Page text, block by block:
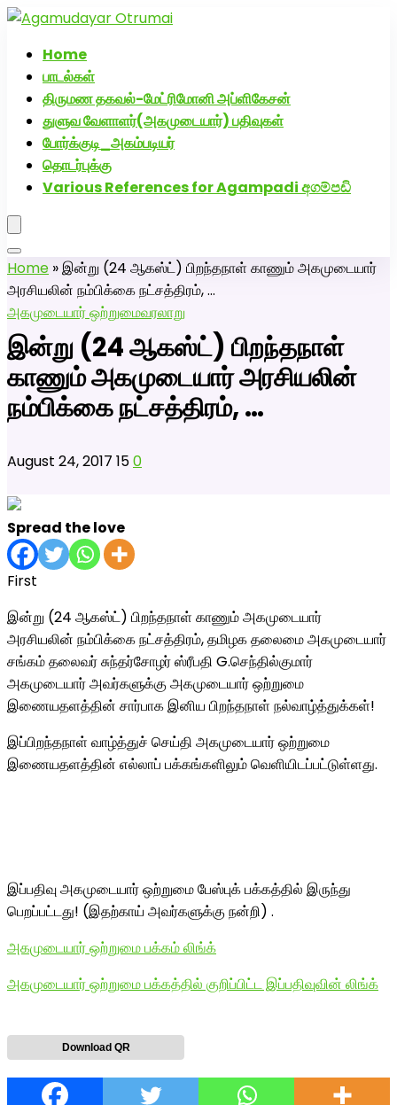
Home
பாடல்கள்
திருமண தகவல்-மேட்ரிமோனி அப்ளிகேசன்
துளுவ வேளாளர்(அகமுடையார்) பதிவுகள்
போர்க்குடி_அகம்படியர்
தொடர்புக்கு
Various References for Agampadi අගම්පඩි
Home »இன்று (24 ஆகஸ்ட்) பிறந்தநாள் காணும் அகமுடையார்
அரசியலின் நம்பிக்கை நட்சத்திரம், …
அகமுடையார் ஒற்றுமைவரலாறு
இன்று (24 ஆகஸ்ட்) பிறந்தநாள்
காணும் அகமுடையார் அரசியலின்
நம்பிக்கை நட்சத்திரம், …
August 24, 2017 150
Spread the love
First
இன்று (24 ஆகஸ்ட்) பிறந்தநாள் காணும் அகமுடையார்
அரசியலின் நம்பிக்கை நட்சத்திரம், தமிழக தலைமை அகமுடையார்
சங்கம் தலைவர் சுந்தர்சோழர் ஸ்ரீபதி G.செந்தில்குமார்
அகமுடையார் அவர்களுக்கு அகமுடையார் ஒற்றுமை
இணையதளத்தின் சார்பாக இனிய பிறந்தநாள் நல்வாழ்த்துக்கள்!
இப்பிறந்தநாள் வாழ்த்துச் செய்தி அகமுடையார் ஒற்றுமை
இணையதளத்தின் எல்லாப் பக்கங்களிலும் வெளியிடப்பட்டுள்ளது.
இப்பதிவு அகமுடையார் ஒற்றுமை பேஸ்புக் பக்கத்தில் இருந்து
பெறப்பட்டது! (இதற்காய் அவர்களுக்கு நன்றி) .
அகமுடையார் ஒற்றுமை பக்கம் லிங்க்
அகமுடையார் ஒற்றுமை பக்கத்தில் குறிப்பிட்ட இப்பதிவுவின் லிங்க்
Download QR
அகமுடையார் திருமண வரன்களுக்கு அகமுடையார்மேட்ரி-